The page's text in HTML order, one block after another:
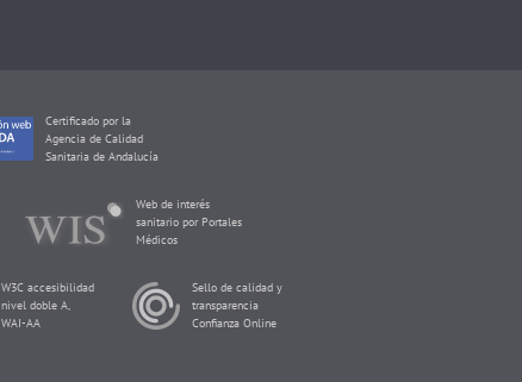
Certificado por la
Agencia de Calidad
Sanitaria de Andalucía
Web de interés
sanitario por Portales
Médicos
W3C accesibilidad
nivel doble A,
WAI-AA
Sello de calidad y
transparencia
Confianza Online